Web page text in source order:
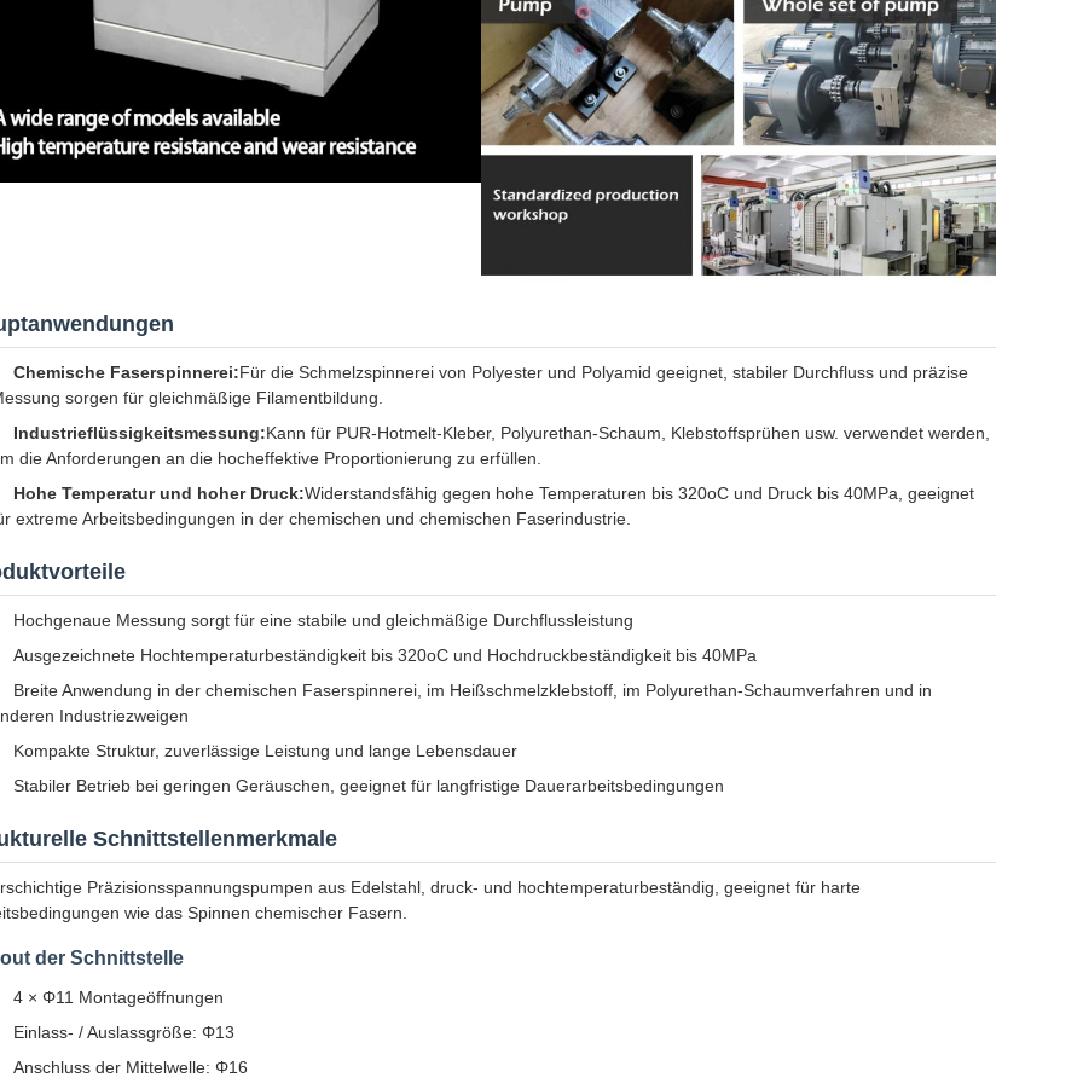
Chemische Faserspinnerei:Für die Schmelzspinnerei von Polyester und Polyamid geeignet, stabiler Durchfluss und präzise
sorgen für gleichmäßige Filamentbildung.
Industrieflüssigkeitsmessung:Kann für PUR-Hotmelt-Kleber, Polyurethan-Schaum, Klebstoffsprühen usw. verwendet werden,
die Anforderungen an die hocheffektive Proportionierung zu erfüllen.
Hohe Temperatur und hoher Druck:Widerstandsfähig gegen hohe Temperaturen bis 320oC und Druck bis 40MPa, geeignet
extreme Arbeitsbedingungen in der chemischen und chemischen Faserindustrie.
Hochgenaue Messung sorgt für eine stabile und gleichmäßige Durchflussleistung
Ausgezeichnete Hochtemperaturbeständigkeit bis 320oC und Hochdruckbeständigkeit bis 40MPa
Breite Anwendung in der chemischen Faserspinnerei, im Heißschmelzklebstoff, im Polyurethan-Schaumverfahren und in
Industriezweigen
Kompakte Struktur, zuverlässige Leistung und lange Lebensdauer
Stabiler Betrieb bei geringen Geräuschen, geeignet für langfristige Dauerarbeitsbedingungen
Schnittstellenmerkmale
Präzisionsspannungspumpen aus Edelstahl, druck- und hochtemperaturbeständig, geeignet für harte
wie das Spinnen chemischer Fasern.
der Schnittstelle
4 × Φ11 Montageöffnungen
Einlass- / Auslassgröße: Φ13
Anschluss der Mittelwelle: Φ16